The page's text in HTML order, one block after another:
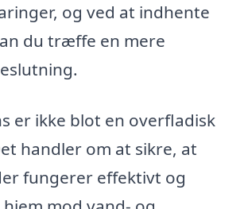
og ved at indhente
du træffe en mere
er ikke blot en overfladisk
handler om at sikre, at
fungerer effektivt og